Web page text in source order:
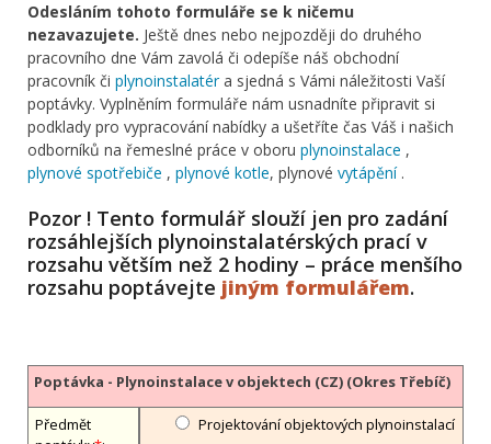
Odesláním tohoto formuláře se k ničemu
nezavazujete. Ještě dnes nebo nejpozději do druhého
pracovního dne Vám zavolá či odepíše náš obchodní
pracovník či plynoinstalatéra sjedná s Vámi náležitosti Vaší
poptávky. Vyplněním formuláře nám usnadníte připravit si
podklady pro vypracování nabídky a ušetříte čas Váš i našich
odborníků na řemeslné práce v oboru plynoinstalace ,
plynové spotřebiče , plynové kotle, plynové vytápění.
Pozor ! Tento formulář slouží jen pro zadání
rozsáhlejších plynoinstalatérských prací v
rozsahu větším než 2 hodiny – práce menšího
rozsahu poptávejte jiným formulářem.
Poptávka - Plynoinstalace v objektech (CZ) (Okres Třebíč)
Předmět
Projektování objektových plynoinstalací